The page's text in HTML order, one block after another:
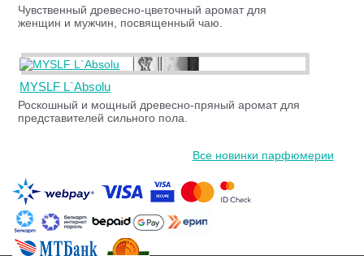
Чувственный древесно-цветочный аромат для
женщин и мужчин, посвященный чаю.
MYSLF L`Absolu
Роскошный и мощный древесно-пряный аромат для
представителей сильного пола.
Все новинки парфюмерии